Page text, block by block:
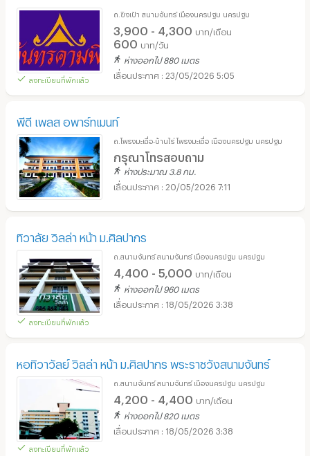
ลงทะเบียนที่พักแล้ว
ถ.ยิงเป้า สนามจันทร์ เมืองนครปฐม นครปฐม
3,900 - 4,300 บาท/เดือน
600 บาท/วัน
ห่างออกไป 880 เมตร
23/05/2026 5:05
พีดี เพลส อพาร์ทเมนท์
ถ.โพรงมะเดื่อ-บ้านไร่ โพรงมะเดื่อ เมืองนครปฐม นครปฐม
กรุณาโทรสอบถาม
ห่างประมาณ 3.8 กม.
20/05/2026 7:11
ทิวาลัย วิลล่า หน้า ม.ศิลปากร
ลงทะเบียนที่พักแล้ว
ถ.สนามจันทร์ สนามจันทร์ เมืองนครปฐม นครปฐม
4,400 - 5,000 บาท/เดือน
ห่างออกไป 960 เมตร
18/05/2026 3:38
หอทิวาวัลย์ วิลล่า หน้า ม.ศิลปากร พระราชวังสนามจันทร์
ลงทะเบียนที่พักแล้ว
ถ.สนามจันทร์ สนามจันทร์ เมืองนครปฐม นครปฐม
4,200 - 4,400 บาท/เดือน
ห่างออกไป 820 เมตร
18/05/2026 3:38